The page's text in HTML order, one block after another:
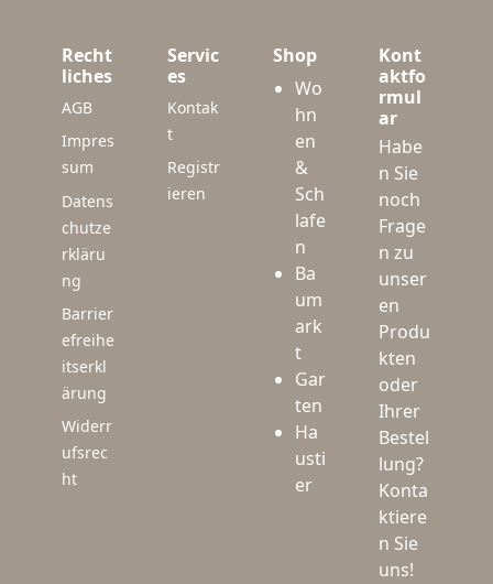
Recht
liches
AGB
Impres
sum
Datens
chutze
rkläru
ng
Barrier
efreihe
itserkl
ärung
Widerr
ufsrec
ht
Servic
es
Kontak
t
Registr
ieren
Shop
Wo
hn
en
&
Sch
lafe
n
Ba
um
ark
t
Gar
ten
Ha
usti
er
Kont
aktfo
rmul
ar
Habe
n Sie
noch
Frage
n zu
unser
en
Produ
kten
oder
Ihrer
Bestel
lung?
Konta
ktiere
n Sie
uns!